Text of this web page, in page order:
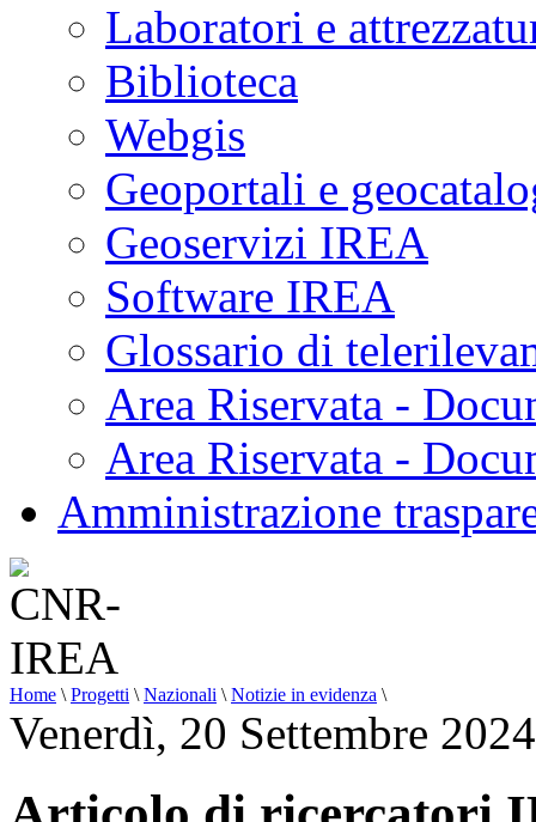
Laboratori e
Biblioteca
Webgis
Geoportali e
Geoservizi IREA
Software IREA
Glossario di
Area Riservata -
Area Riservata -
Amministrazione
Home \ Progetti \ Nazionali \ Notizie in evidenza \
Venerdì, 20 Settembre